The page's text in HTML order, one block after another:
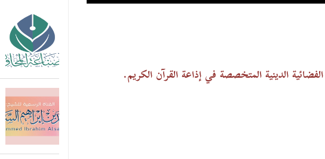
الدينية المتخصصة في إذاعة القرآن الكريم.